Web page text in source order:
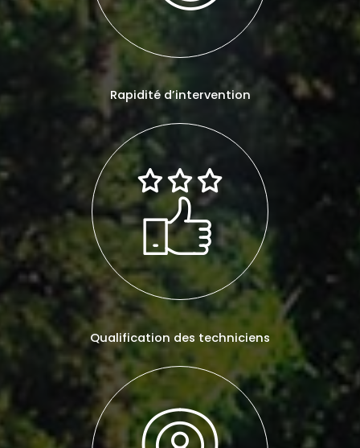
Rapidité d’intervention
Qualification des techniciens